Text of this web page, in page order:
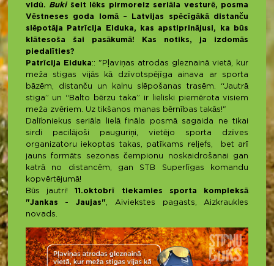
vidū. Buki šeit lēks pirmoreiz seriāla vesturē, posma
Vēstneses goda lomā – Latvijas spēcīgākā distanču
slēpotāja Patrīcija Eiduka, kas apstiprinājusi, ka būs
klātesoša šai pasākumā! Kas notiks, ja izdomās
piedalīties?
Patrīcija Eiduka:: "Pļaviņas atrodas gleznainā vietā, kur
meža stigas vijās kā dzīvotspējīga ainava ar sporta
bāzēm, distanču un kalnu slēpošanas trasēm. “Jautrā
stiga” un “Balto bērzu taka” ir lieliski piemērota visiem
meža zvēriem. Uz tikšanos manas bērnības takās!"
Dalībniekus seriāla lielā fināla posmā sagaida ne tikai
sirdi pacilājoši pauguriņi, vietējo sporta dzīves
organizatoru iekoptas takas, patīkams reljefs, bet arī
jauns formāts sezonas čempionu noskaidrošanai gan
katrā no distancēm, gan STB Superlīgas komandu
kopvērtējumā!
Būs jautri!11.oktobrī tiekamies sporta kompleksā
"Jankas - Jaujas"
, Aiviekstes pagasts, Aizkraukles
novads.